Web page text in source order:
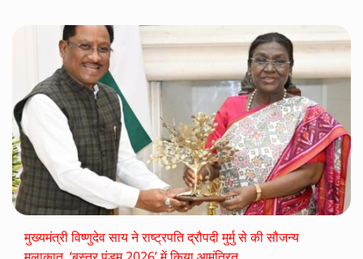
मुख्यमंत्री विष्णुदेव साय ने राष्ट्रपति द्रौपदी मुर्मु से की सौजन्य